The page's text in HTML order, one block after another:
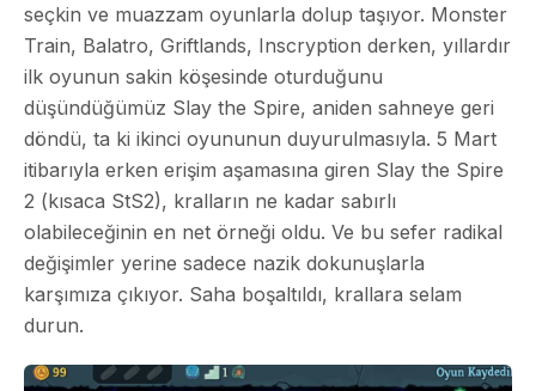
seçkin ve muazzam oyunlarla dolup taşıyor. Monster
Train, Balatro, Griftlands, Inscryption derken, yıllardır
ilk oyunun sakin köşesinde oturduğunu
düşündüğümüz Slay the Spire, aniden sahneye geri
döndü, ta ki ikinci oyununun duyurulmasıyla. 5 Mart
itibarıyla erken erişim aşamasına giren Slay the Spire
2 (kısaca StS2), kralların ne kadar sabırlı
olabileceğinin en net örneği oldu. Ve bu sefer radikal
değişimler yerine sadece nazik dokunuşlarla
karşımıza çıkıyor. Saha boşaltıldı, krallara selam
durun.